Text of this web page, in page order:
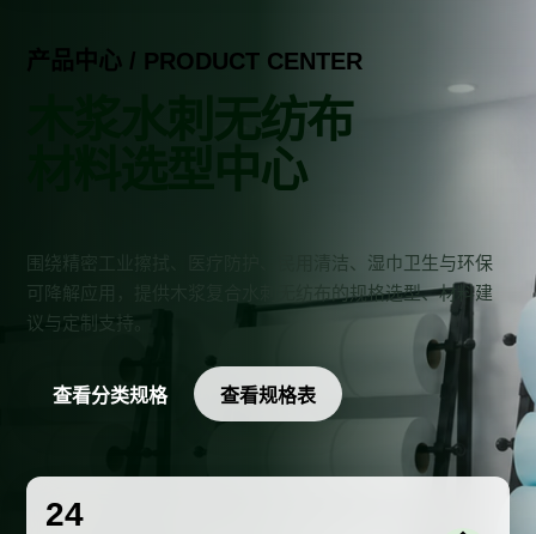
产品中心 / PRODUCT CENTER
木浆水刺无纺布
材料选型中心
围绕精密工业擦拭、医疗防护、民用清洁、湿巾卫生与环保
可降解应用，提供木浆复合水刺无纺布的规格选型、材料建
议与定制支持。
查看分类规格 查看规格表
24